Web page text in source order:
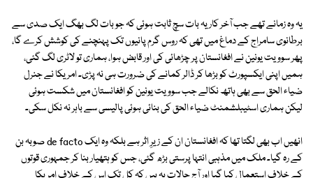
یہ وہ زمانے تھے جب آخر کار یہ بات سچ ثابت ہوئی کہ جو بات لگ بھگ ایک صدی سے
برطانوی سامراج کے دماغ میں تھی کہ روس گرم پانیوں تک پہنچنے کی کوشش کرے گا،
پھر سوویت یونین نے افغانستان پر چڑھائی کی اور قابض ہوا، ہماری تو لاٹری لگ گئی،
ہمیں اپنی ایکسپورٹ کو بڑھا کر ڈالر کمانے کی ضرورت ہی نہ پڑی۔ امریکا نے جنرل
ضیاء الحق سے بھی ہاتھ نکالے جب سوویت یونین کو افغانستان میں شکست ہوئی
لیکن ہماری اسٹیبلشمنٹ ضیاء الحق کی بنائی ہوئی پالیسی سے باہر نہ نکل سکی۔
انھیں اب بھی لگتا تھا کہ افغانستان ان کے زیرِ اثر ہے بلکہ وہ ایک de facto صوبہ بن
کے رہ گیا۔ ملک میں مذہبی انتہا پرستی بڑھ گئی، جس کو ہتھیار بنا کر جمہوری قوتوں